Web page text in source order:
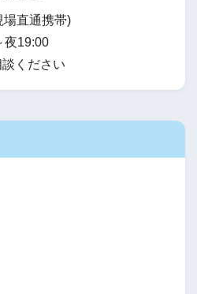
場直通携帯)
夜19:00
ください